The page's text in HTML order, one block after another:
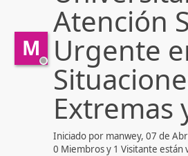
M
Atención
Urgente
Extremas
Iniciado por manwey, 07 de
0 Miembros y 1 Visitante están